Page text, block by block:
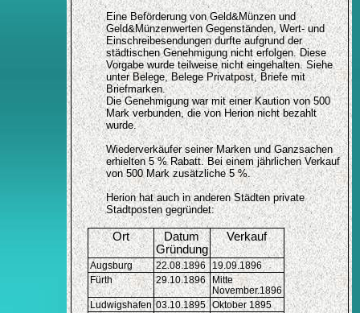
Eine Beförderung von Geld&Münzen und
Geld&Münzenwerten Gegenständen, Wert- und
Einschreibesendungen durfte aufgrund der
städtischen Genehmigung nicht erfolgen. Diese
Vorgabe wurde teilweise nicht eingehalten. Siehe
unter Belege, Belege Privatpost, Briefe mit
Briefmarken.
Die Genehmigung war mit einer Kaution von 500
Mark verbunden, die von Herion nicht bezahlt
wurde.
Wiederverkäufer seiner Marken und Ganzsachen
erhielten 5 % Rabatt. Bei einem jährlichen Verkauf
von 500 Mark zusätzliche 5 %.
Herion hat auch in anderen Städten private
Stadtposten gegründet:
Ort
Datum
Gründung
Verkauf
Augsburg 22.08.1896
19.09.1896
Fürth
29.10.1896
Mitte
November.1896
Ludwigshafen 03.10.1895
Oktober 1895